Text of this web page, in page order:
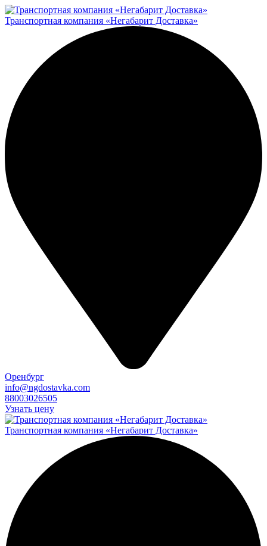
Транспортная компания «Негабарит Доставка»
Оренбург
info@ngdostavka.com
88003026505
Узнать цену
Транспортная компания «Негабарит Доставка»